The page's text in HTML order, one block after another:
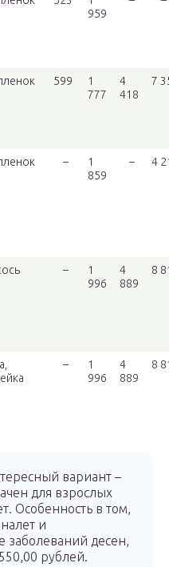
959
599
1
777
4
418
7
–
1
859
– 4
–
1
996
4
889
8
–
1
996
4
889
8
вариант –
для взрослых
Особенность в том,
и
заболеваний десен,
рублей.